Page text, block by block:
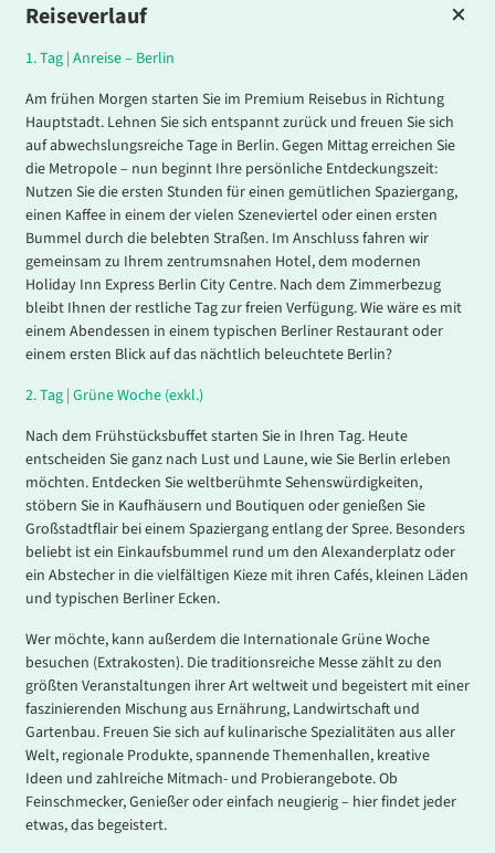
Reiseverlauf
1.Tag | Anreise – Berlin
Am frühen Morgen starten Sie im Premium Reisebus in Richtung
Hauptstadt. Lehnen Sie sich entspannt zurück und freuen Sie sich
auf abwechslungsreiche Tage in Berlin. Gegen Mittag erreichen Sie
die Metropole – nun beginnt Ihre persönliche Entdeckungszeit:
Nutzen Sie die ersten Stunden für einen gemütlichen Spaziergang,
einen Kaffee in einem der vielen Szeneviertel oder einen ersten
Bummel durch die belebten Straßen. Im Anschluss fahren wir
gemeinsam zu Ihrem zentrumsnahen Hotel, dem modernen
Holiday Inn Express Berlin City Centre. Nach dem Zimmerbezug
bleibt Ihnen der restliche Tag zur freien Verfügung. Wie wäre es mit
einem Abendessen in einem typischen Berliner Restaurant oder
einem ersten Blick auf das nächtlich beleuchtete Berlin?
2.Tag | Grüne Woche (exkl.)
Nach dem Frühstücksbuffet starten Sie in Ihren Tag. Heute
entscheiden Sie ganz nach Lust und Laune, wie Sie Berlin erleben
möchten. Entdecken Sie weltberühmte Sehenswürdigkeiten,
stöbern Sie in Kaufhäusern und Boutiquen oder genießen Sie
Großstadtflair bei einem Spaziergang entlang der Spree. Besonders
beliebt ist ein Einkaufsbummel rund um den Alexanderplatz oder
ein Abstecher in die vielfältigen Kieze mit ihren Cafés, kleinen Läden
und typischen Berliner Ecken.
Wer möchte, kann außerdem die Internationale Grüne Woche
besuchen (Extrakosten). Die traditionsreiche Messe zählt zu den
größten Veranstaltungen ihrer Art weltweit und begeistert mit einer
faszinierenden Mischung aus Ernährung, Landwirtschaft und
Gartenbau. Freuen Sie sich auf kulinarische Spezialitäten aus aller
Welt, regionale Produkte, spannende Themenhallen, kreative
Ideen und zahlreiche Mitmach- und Probierangebote. Ob
Feinschmecker, Genießer oder einfach neugierig – hier findet jeder
etwas, das begeistert.